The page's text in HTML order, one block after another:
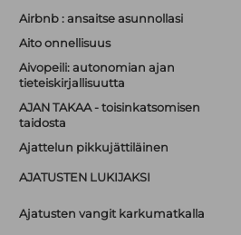
Airbnb : ansaitse asunnollasi
Aito onnellisuus
Aivopeili: autonomian ajan
tieteiskirjallisuutta
AJAN TAKAA - toisinkatsomisen
taidosta
Ajattelun pikkujättiläinen
AJATUSTEN LUKIJAKSI
Ajatusten vangit karkumatkalla